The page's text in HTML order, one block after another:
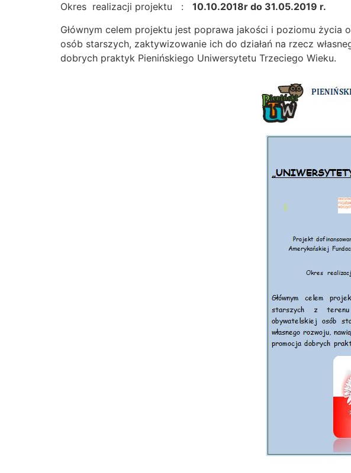
Okres realizacji projektu : 10.10.2018r do 31.05.2019 r.
Głównym celem projektu jest poprawa jakości i poziomu życia
osób starszych, zaktywizowanie ich do działań na rzecz
dobrych praktyk Pienińskiego Uniwersytetu Trzeciego Wieku.